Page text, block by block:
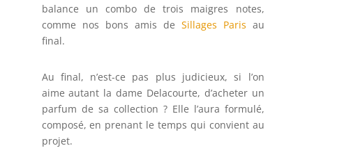
balance un combo de trois maigres notes,
comme nos bons amis de Sillages Paris au
final.
Au final, n’est-ce pas plus judicieux, si l’on
aime autant la dame Delacourte, d’acheter un
parfum de sa collection ? Elle l’aura formulé,
composé, en prenant le temps qui convient au
projet.